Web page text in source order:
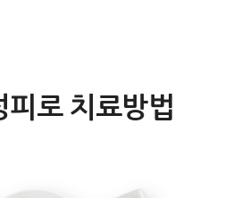
피로 치료방법